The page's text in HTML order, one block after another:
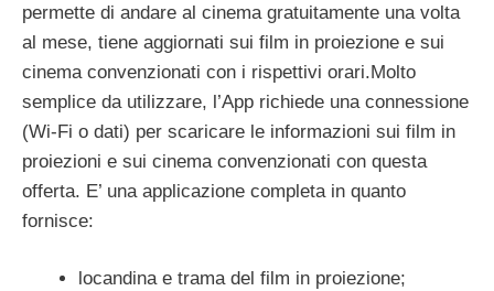
permette di andare al cinema gratuitamente una volta
al mese, tiene aggiornati sui film in proiezione e sui
cinema convenzionati con i rispettivi orari.Molto
semplice da utilizzare, l’App richiede una connessione
(Wi-Fi o dati) per scaricare le informazioni sui film in
proiezioni e sui cinema convenzionati con questa
offerta. E’ una applicazione completa in quanto
fornisce:
locandina e trama del film in proiezione;